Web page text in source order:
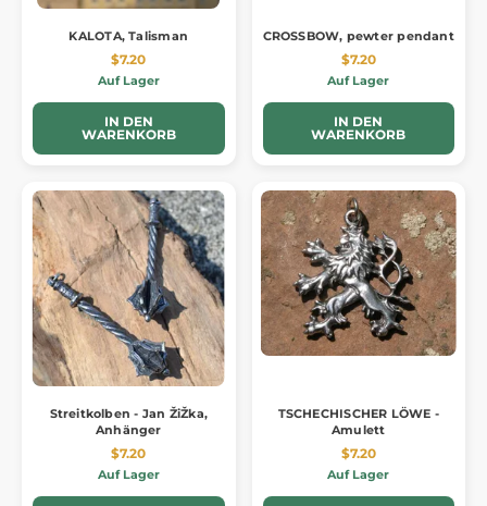
KALOTA, Talisman
$7.20
Auf Lager
IN DEN
WARENKORB
CROSSBOW, pewter pendant
$7.20
Auf Lager
IN DEN
WARENKORB
Streitkolben - Jan ŽiŽka,
Anhänger
$7.20
Auf Lager
TSCHECHISCHER LÖWE -
Amulett
$7.20
Auf Lager